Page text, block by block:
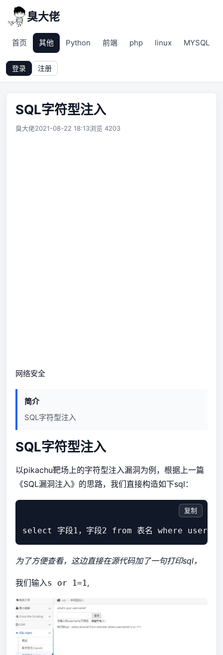
臭大佬
首页 其他 Python 前端 php linux MYSQL
登录 注册
SQL字符型注入
臭大佬2021-08-22 18:13浏览 4203
网络安全
简介
SQL字符型注入
SQL字符型注入
以pikachu靶场上的字符型注入漏洞为例，根据上一篇
《SQL漏洞注入》 的思路，我们直接构造如下sql：
复制
为了方便查看，这边直接在源代码加了一句打印sql，
我们输入s or 1=1,